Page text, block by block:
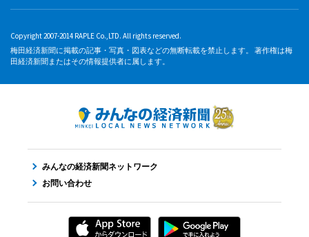
Copyright 2007-2014 RAPLE Co.,LTD. All rights reserved.
梅田経済新聞に掲載の記事・写真・図表などの無断転載を禁止します。 著作権は梅
田経済新聞またはその情報提供者に属します。
みんなの経済新聞ネットワーク
お問い合わせ